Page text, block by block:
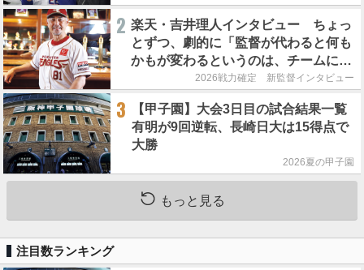
2 楽天・吉井理人インタビュー ちょっ
とずつ、劇的に「監督が代わると何も
かもが変わるというのは、チームにと
って良くないことなんです」
2026戦力確定 新監督インタビュー
3
【甲子園】大会3日目の試合結果一覧
有明が9回逆転、長崎日大は15得点で
大勝
2026夏の甲子園
もっと見る
注目数ランキング